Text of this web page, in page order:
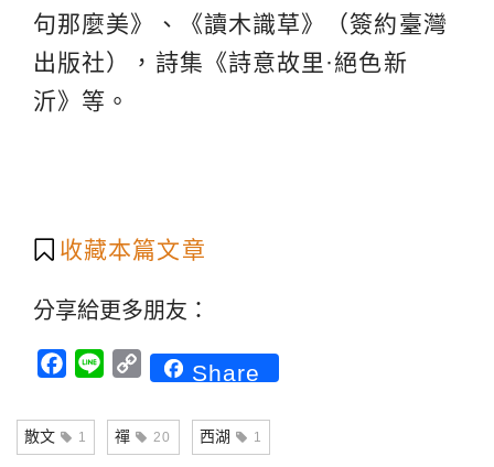
句那麼美》、《讀木識草》（簽約臺灣
出版社），詩集《詩意故里·絕色新
沂》等。
收藏本篇文章
分享給更多朋友：
Facebook
Line CopyShare
散文 1 禪 20 西湖 1